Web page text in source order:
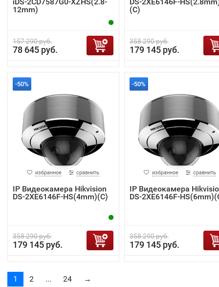
12mm)
157 290 руб.
78 645 руб.
(C)
358 290 руб.
179 145 руб.
-50%
избранное сравнить
IP Видеокамера Hikvision
DS-2XE6146F-HS(4mm)(C)
358 290 руб.
179 145 руб.
-50%
избранное сравнить
IP Видеокамера
DS-2XE6146F-
358 290 руб.
179 145 руб.
1 2 ... 24 →